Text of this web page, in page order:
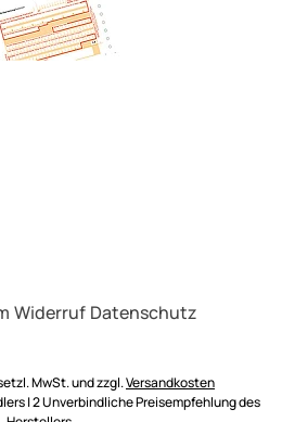
Widerruf Datenschutz
MwSt. und zzgl.Versandkosten
| 2 Unverbindliche Preisempfehlung des